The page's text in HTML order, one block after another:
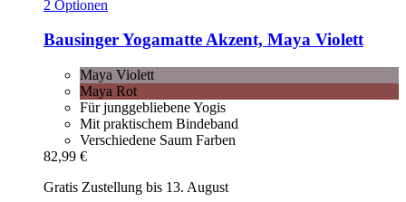
2 Optionen
BausingerYogamatte Akzent, Maya Violett
Maya Violett
Maya Rot
Für junggebliebene Yogis
Mit praktischem Bindeband
Verschiedene Saum Farben
82,99 €
Gratis Zustellung bis 13. August